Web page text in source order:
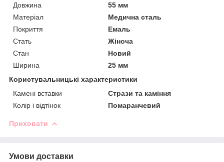
Довжина
55 мм
Матеріал
Медична сталь
Покриття
Емаль
Стать
Жіноча
Стан
Новий
Ширина
25 мм
Користувальницькі характеристики
Камені вставки
Стрази та каміння
Колір і відтінок
Помаранчевий
Приховати
Умови доставки